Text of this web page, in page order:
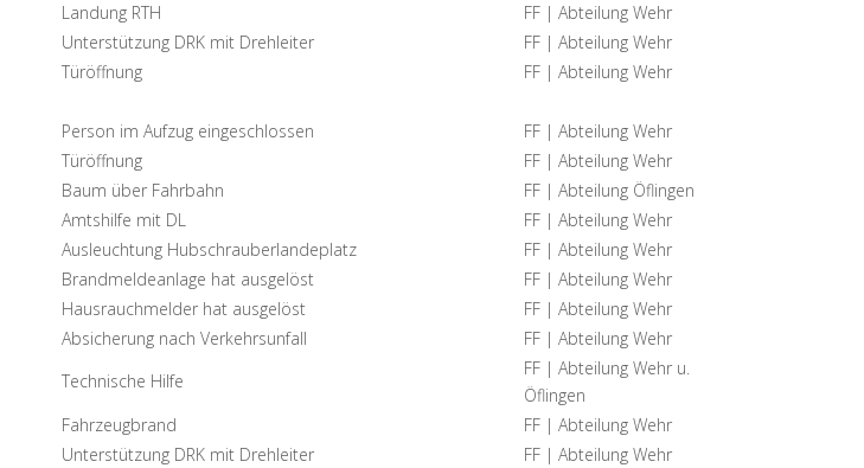
Landung RTH
FF | Abteilung Wehr
Unterstützung DRK mit Drehleiter
FF | Abteilung Wehr
Türöffnung
FF | Abteilung Wehr
Person im Aufzug eingeschlossen
FF | Abteilung Wehr
Türöffnung
FF | Abteilung Wehr
Baum über Fahrbahn
FF | Abteilung Öflingen
Amtshilfe mit DL
FF | Abteilung Wehr
Ausleuchtung Hubschrauberlandeplatz
FF | Abteilung Wehr
Brandmeldeanlage hat ausgelöst
FF | Abteilung Wehr
Hausrauchmelder hat ausgelöst
FF | Abteilung Wehr
Absicherung nach Verkehrsunfall
FF | Abteilung Wehr
Technische Hilfe
FF | Abteilung Wehr u.
Öflingen
Fahrzeugbrand
FF | Abteilung Wehr
Unterstützung DRK mit Drehleiter
FF | Abteilung Wehr